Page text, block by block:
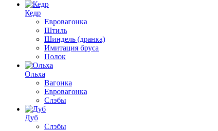
Кедр
Евровагонка
Штиль
Шиндель (дранка)
Имитация бруса
Полок
Ольха
Вагонка
Евровагонка
Слэбы
Дуб
Слэбы